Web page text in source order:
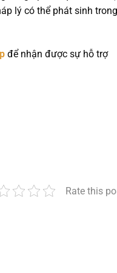
lý có thể phát sinh trong
để nhận được sự hỗ trợ
Rate this